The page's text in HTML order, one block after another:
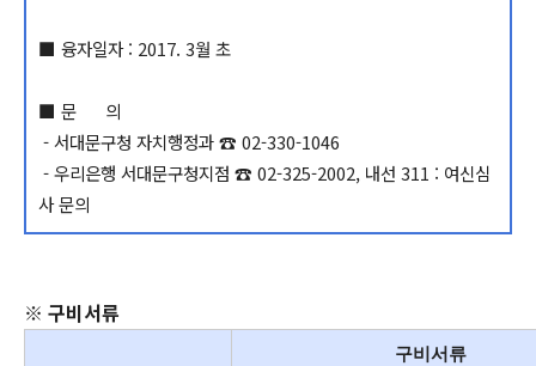
■ 융자일자 : 2017. 3월 초
■ 문 의
- 서대문구청 자치행정과 ☎ 02-330-1046
- 우리은행 서대문구청지점 ☎ 02-325-2002, 내선 311 : 여신심
사 문의
※ 구비서류
구비서류